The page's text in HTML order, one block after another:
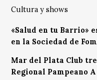
Cultura y shows
«Salud en tu Barrio»
en la Sociedad de
Mar del Plata Club
Regional Pampeano A